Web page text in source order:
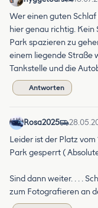
Wer einen guten
hier genau richtig. Kein
Park spazieren zu
einem liegende Straße
Tankstelle und die
Antworten
Rosa2025
Leider ist der Platz vom
Park gesperrt (
Sind dann weiter. . . .
zum Fotografieren an